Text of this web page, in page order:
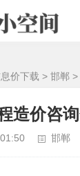
价下载 > 邯郸 >
造价咨
邯郸